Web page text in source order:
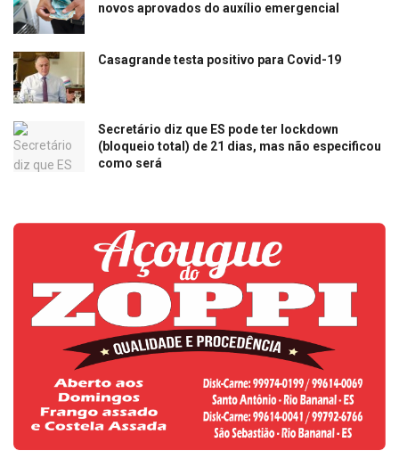
novos aprovados do auxílio emergencial
Casagrande testa positivo para Covid-19
Secretário diz que ES pode ter lockdown
(bloqueio total) de 21 dias, mas não especificou
como será